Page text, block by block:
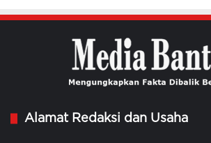
Alamat Redaksi dan Usaha